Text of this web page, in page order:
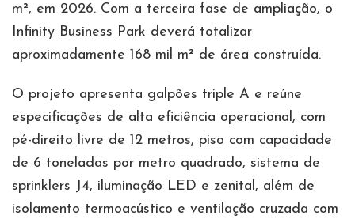
m², em 2026. Com a terceira fase de ampliação, o
Infinity Business Park deverá totalizar
aproximadamente 168 mil m² de área construída.
O projeto apresenta galpões triple A e reúne
especificações de alta eficiência operacional, com
pé-direito livre de 12 metros, piso com capacidade
de 6 toneladas por metro quadrado, sistema de
sprinklers J4, iluminação LED e zenital, além de
isolamento termoacústico e ventilação cruzada com